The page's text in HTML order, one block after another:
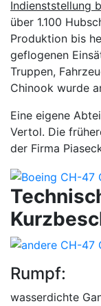
Indienststellung
über 1.100
Produktion bis
geflogenen
Truppen,
Chinook wurde
Eine eigene
Vertol. Die
der Firma
Rumpf:
wasserdichte